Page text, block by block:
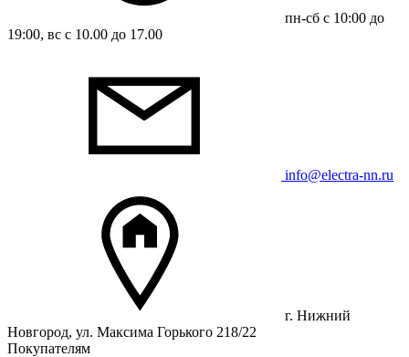
пн-сб с 10:00 до
19:00, вс с 10.00 до 17.00
info@electra-nn.ru
г. Нижний
Новгород, ул. Максима Горького 218/22
Покупателям